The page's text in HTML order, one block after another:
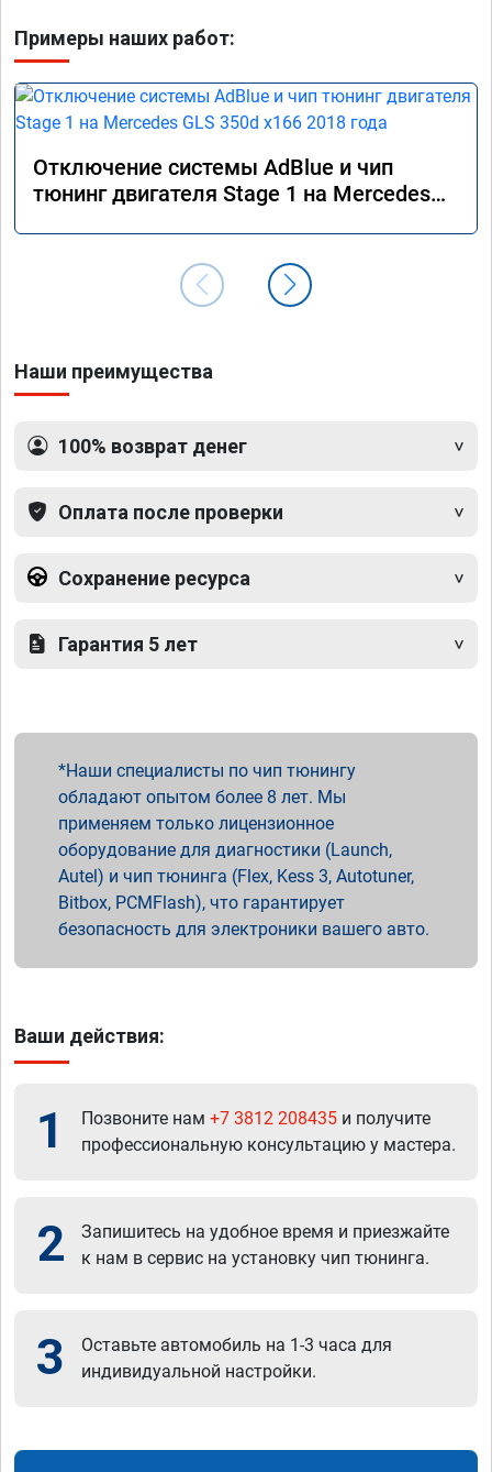
Примеры наших работ:
Отключение системы AdBlue и чип
тюнинг двигателя Stage 1 на Mercedes
Наши преимущества
100% возврат денег
Оплата после проверки
Сохранение ресурса
Гарантия 5 лет
Наши специалисты по чип тюнингу
обладают опытом более 8 лет. Мы
применяем только лицензионное
оборудование для диагностики (Launch,
Autel) и чип тюнинга (Flex, Kess 3, Autotuner,
Bitbox, PCMFlash), что гарантирует
безопасность для электроники вашего авто.
Ваши действия:
1 Позвоните нам +7 3812 208435 и получите
профессиональную консультацию у мастера.
2
Запишитесь на удобное время и приезжайте
к нам в сервис на установку чип тюнинга.
3
Оставьте автомобиль на 1-3 часа для
индивидуальной настройки.